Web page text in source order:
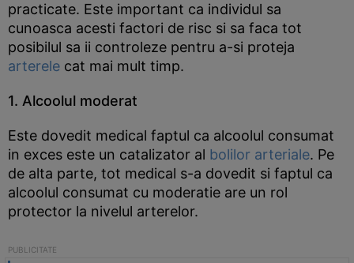
practicate. Este important ca individul sa
cunoasca acesti factori de risc si sa faca tot
posibilul sa ii controleze pentru a-si proteja
arterele cat mai mult timp.
1. Alcoolul moderat
Este dovedit medical faptul ca alcoolul consumat
in exces este un catalizator al bolilor arteriale. Pe
de alta parte, tot medical s-a dovedit si faptul ca
alcoolul consumat cu moderatie are un rol
protector la nivelul arterelor.